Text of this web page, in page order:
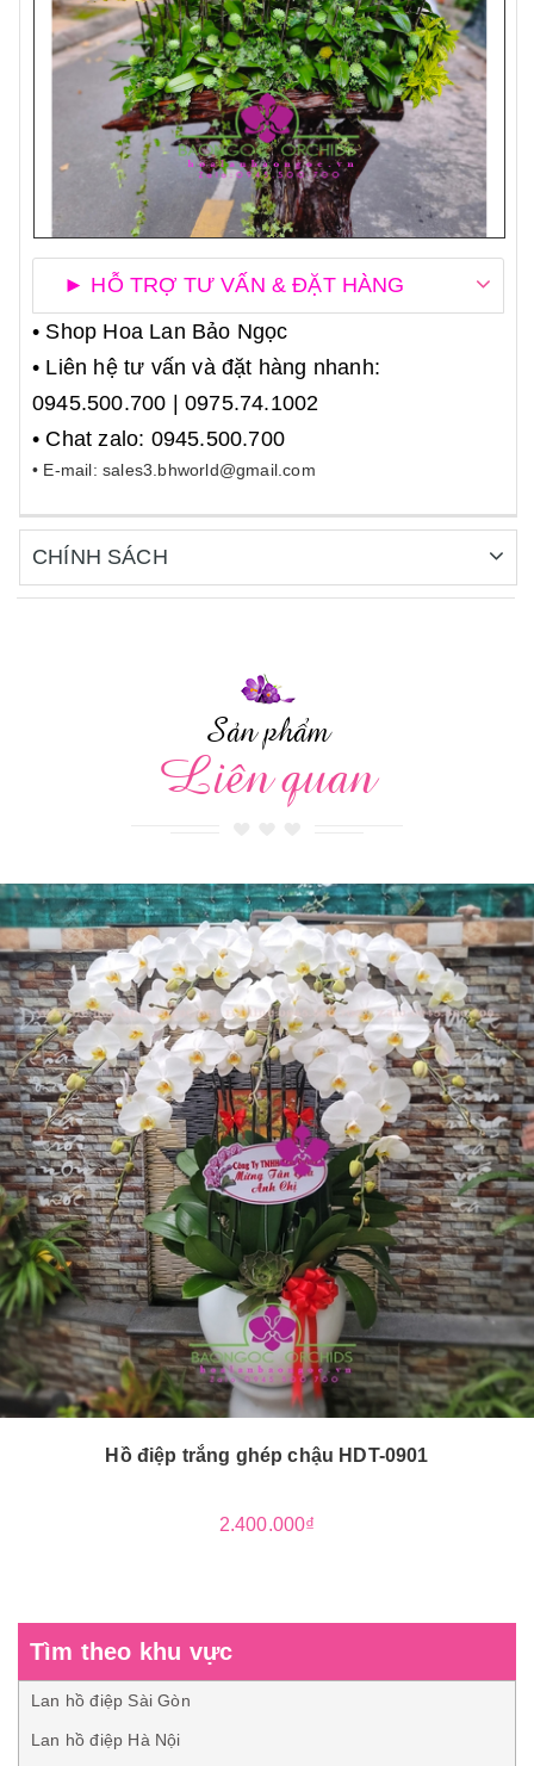
► HỖ TRỢ TƯ VẤN & ĐẶT HÀNG
• Shop Hoa Lan Bảo Ngọc
• Liên hệ tư vấn và đặt hàng nhanh:
0945.500.700 | 0975.74.1002
• Chat zalo: 0945.500.700
• E-mail: sales3.bhworld@gmail.com
CHÍNH SÁCH
Sản phẩm
Liên quan
Hồ điệp trắng ghép chậu HDT-0901
2.400.000₫
Tìm theo khu vực
Lan hồ điệp Sài Gòn
Lan hồ điệp Hà Nội